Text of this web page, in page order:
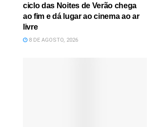
ciclo das Noites de Verão chega
ao fim e dá lugar ao cinema ao ar
livre
8 DE AGOSTO, 2026